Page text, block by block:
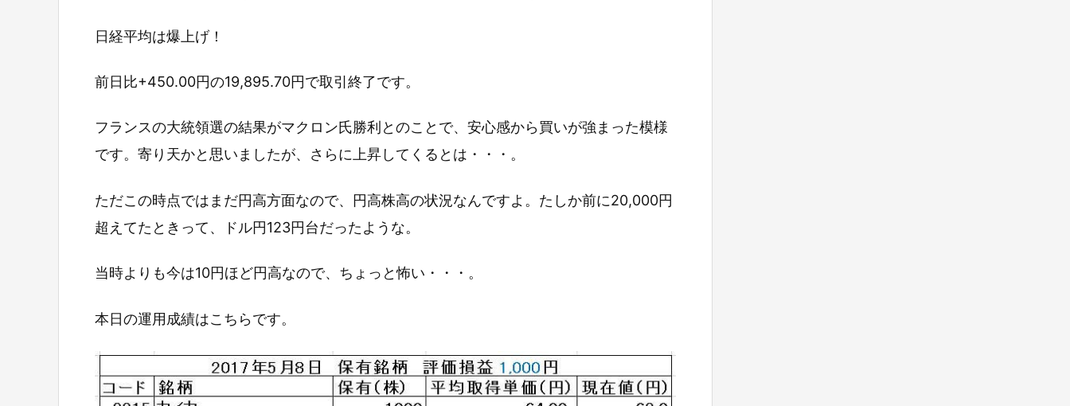
日経平均は爆上げ！
前日比+450.00円の19,895.70円で取引終了です。
フランスの大統領選の結果がマクロン氏勝利とのことで、安心感から買いが強まった模様
です。寄り天かと思いましたが、さらに上昇してくるとは・・・。
ただこの時点ではまだ円高方面なので、円高株高の状況なんですよ。たしか前に20,000円
超えてたときって、ドル円123円台だったような。
当時よりも今は10円ほど円高なので、ちょっと怖い・・・。
本日の運用成績はこちらです。